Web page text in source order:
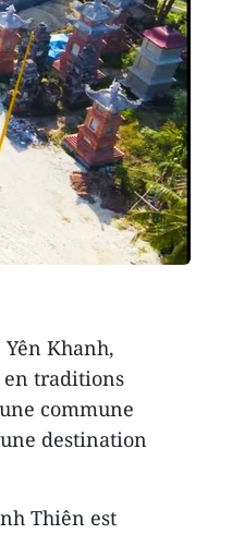
Khanh,
traditions
commune
destination
Thiên est